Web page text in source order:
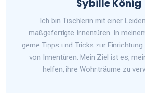
Sybille König
Ich bin Tischlerin mit einer
maßgefertigte Innentüren. In
gerne Tipps und Tricks zur Einrichtung
von Innentüren. Mein Ziel ist es,
helfen, ihre Wohnträume zu